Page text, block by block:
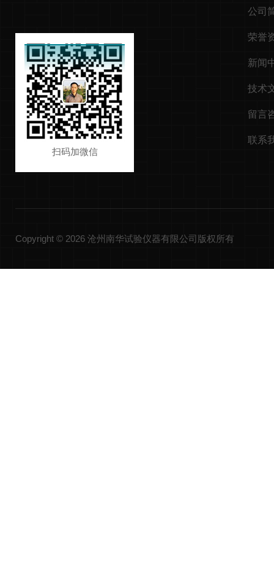
扫码加微信
公司
荣誉
新闻
技术
留言
联系
Copyright © 2026 沧州南华试验仪器有限公司版权所有